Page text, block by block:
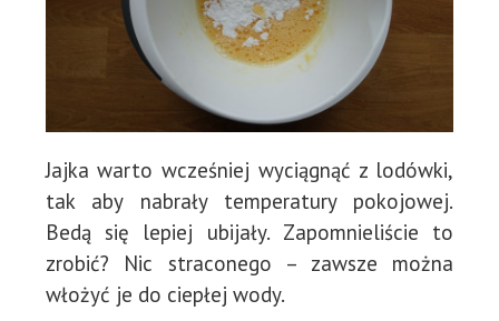
Jajka warto wcześniej wyciągnąć z lodówki,
tak aby nabrały temperatury pokojowej.
Bedą się lepiej ubijały. Zapomnieliście to
zrobić? Nic straconego – zawsze można
włożyć je do ciepłej wody.